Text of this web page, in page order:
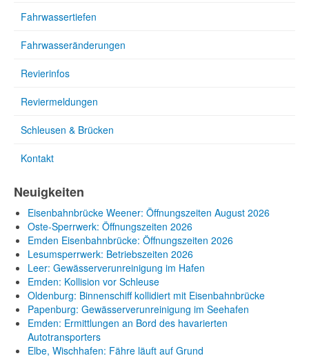
Fahrwassertiefen
Fahrwasseränderungen
Revierinfos
Reviermeldungen
Schleusen & Brücken
Kontakt
Neuigkeiten
Eisenbahnbrücke Weener: Öffnungszeiten August 2026
Oste-Sperrwerk: Öffnungszeiten 2026
Emden Eisenbahnbrücke: Öffnungszeiten 2026
Lesumsperrwerk: Betriebszeiten 2026
Leer: Gewässerverunreinigung im Hafen
Emden: Kollision vor Schleuse
Oldenburg: Binnenschiff kollidiert mit Eisenbahnbrücke
Papenburg: Gewässerverunreinigung im Seehafen
Emden: Ermittlungen an Bord des havarierten
Autotransporters
Elbe, Wischhafen: Fähre läuft auf Grund